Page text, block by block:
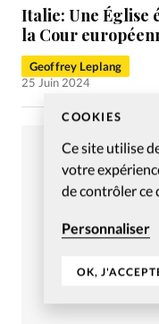
COOKIES
Ce site utilise
votre
de contrôler ce
Personnaliser
OK,
Italie: Une Église
la Cour
Geoffrey Leplang
25 Juin 2024